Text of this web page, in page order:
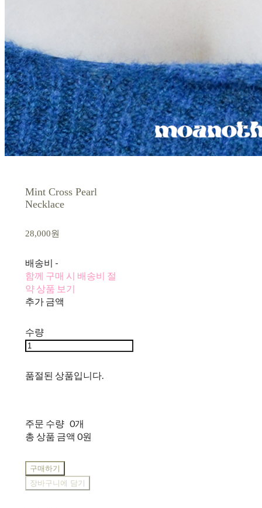
Mint Cross Pearl
Necklace
28,000원
배송비 -
함께 구매 시 배송비 절
약 상품 보기
추가 금액
수량
품절된 상품입니다.
주문 수량 0개
총 상품 금액 0원
구매하기
장바구니에 담기